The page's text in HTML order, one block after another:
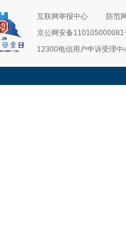
互联网举报中心
防范
京公网安备110105000081
12300电信用户申诉受理中